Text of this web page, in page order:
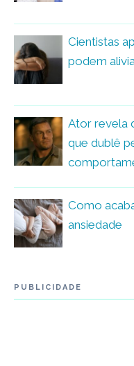
Cientistas
podem
Ator revela
que dublê
Como
ansiedade
PUBLICIDADE